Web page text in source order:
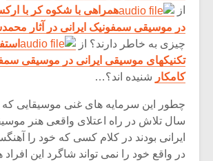
از
همراهی با شکوه کر با
در موسیقی سمفونیک ایرانی در آثار
چیزی به خاطر دارند؟ از
تکنیکهای موسیقی ایرانی در موسیقی
کامکار شنیده اند؟…
سال تلاش در راه اعتلای واقعی هنر
ایرانی بودند در کلام کسی که خود را
در واقع خود را نمی تواند شاگرد این افراد